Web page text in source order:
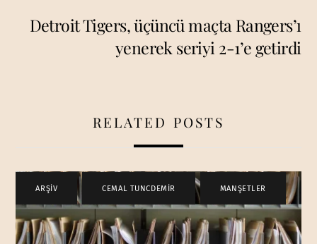
Detroit Tigers, üçüncü maçta Rangers’ı
yenerek seriyi 2-1’e getirdi
RELATED POSTS
ARŞİV CEMAL TUNCDEMİR , MANŞETLER